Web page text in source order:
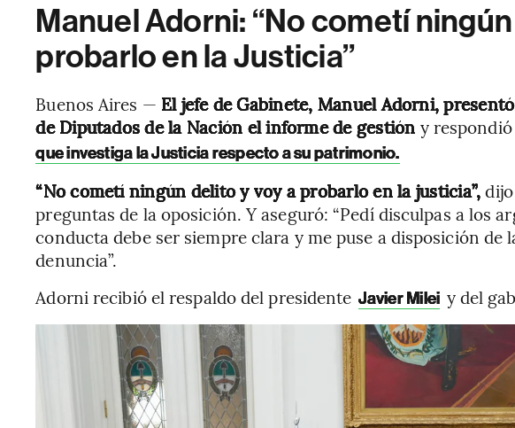
Manuel Adorni: “No cometí
probarlo en la Justicia”
Buenos Aires — El jefe de Gabinete, Manuel Adorni,
de Diputados de la Nación el informe de gestión y
que investiga la Justicia respecto a su patrimonio.
“No cometí ningún delito y voy a probarlo en la justicia”,
preguntas de la oposición. Y aseguró: “Pedí disculpas a los
conducta debe ser siempre clara y me puse a disposición de
denuncia”.
Adorni recibió el respaldo del presidente Javier Milei y del